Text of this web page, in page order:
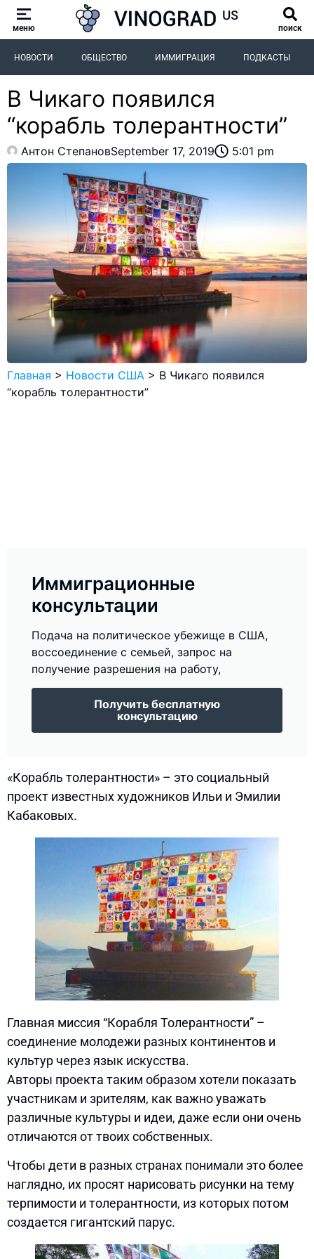
меню поиск
НОВОСТИ ОБЩЕСТВО ИММИГРАЦИЯ ПОДКАСТЫ
В Чикаго появился
“корабль толерантности”
Антон СтепановSeptember 17, 2019 5:01 pm
Главная > Новости США > В Чикаго появился
“корабль толерантности”
Иммиграционные
консультации
Подача на политическое убежище в США,
воссоединение с семьей, запрос на
получение разрешения на работу,
Получить бесплатную
консультацию
«Корабль толерантности» – это социальный
проект известных художников Ильи и Эмилии
Кабаковых.
Главная миссия “Корабля Толерантности” –
соединение молодежи разных континентов и
культур через язык искусства.
Авторы проекта таким образом хотели показать
участникам и зрителям, как важно уважать
различные культуры и идеи, даже если они очень
отличаются от твоих собственных.
Чтобы дети в разных странах понимали это более
наглядно, их просят нарисовать рисунки на тему
терпимости и толерантности, из которых потом
создается гигантский парус.